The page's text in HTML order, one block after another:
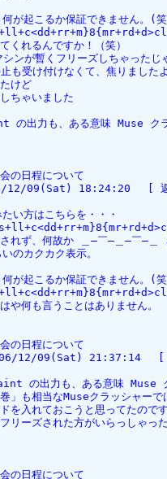
起こるか保証できません。(
れるんですか！（笑）
暫くフリーズしちゃったじ
受け付けなくて、焦りましたよ
けど
ゃいました
力も、ある意味 Muse クラ
の日程について
12/09(Sat) 18:24:20　
方はこちらを・・・
ず、何故か ＿―￣―＿―￣―＿
カクカク表示。
起こるか保証できません。(
何も言うことはありません。
の日程について
2006/12/09(Sat) 21:37:14
出力も、ある意味 Muse ク
相当なMuseクラッシャーで
れておこうと思ってたのです
ズされた方がいらっしゃった
の日程について